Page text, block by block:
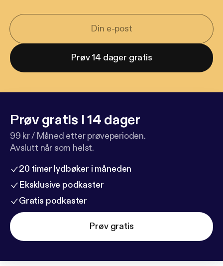
Prøv 14 dager gratis
Prøv gratis i 14 dager
99 kr / Måned etter prøveperioden.
Avslutt når som helst.
20 timer lydbøker i måneden
Eksklusive podkaster
Gratis podkaster
Prøv gratis